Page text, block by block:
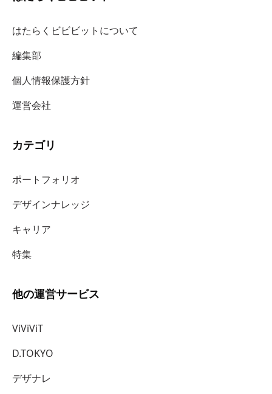
はたらくビビビットについて
編集部
個人情報保護方針
運営会社
カテゴリ
ポートフォリオ
デザインナレッジ
キャリア
特集
他の運営サービス
ViViViT
D.TOKYO
デザナレ